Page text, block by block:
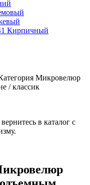
Микровелюр
/ классик
в каталог с